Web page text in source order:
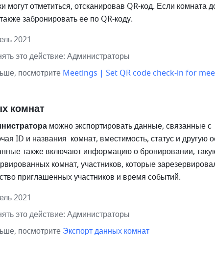
могут отметиться, отсканировав QR-код. Если комната
забронировать ее по QR-коду.
2021
это действие: Администраторы
посмотрите Meetings | Set QR code check-in for
комнат
можно экспортировать данные, связанные с
ID и названия  комнат, вместимость, статус и другую
также включают информацию о бронировании,
комнат, участников, которые
приглашенных участников и время событий.
2021
это действие: Администраторы
посмотрите Экспорт данных комнат